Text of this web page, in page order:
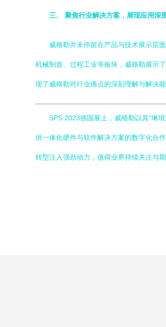
三、 聚焦行业解决方案，展现应用深
威格勒并未停留在产品与技术展示层
机械制造、过程工业等板块，威格勒展示
现了威格勒对行业痛点的深刻理解与解决能
SPS 2023德国展上，威格勒以其“琳
供一体化硬件与软件解决方案的数字化合
转型注入强劲动力，值得业界持续关注与期